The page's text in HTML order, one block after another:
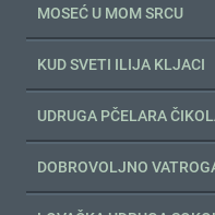
MOSEĆ U MOM SRCU
KUD SVETI ILIJA KLJACI
UDRUGA PČELARA
DOBROVOLJNO